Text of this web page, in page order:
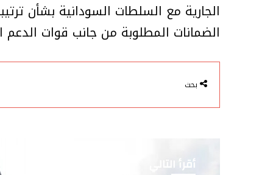
الجارية مع السلطات السودانية بشأن
الضمانات المطلوبة من جانب قوات الدعم
بحث
أقرأ التالي